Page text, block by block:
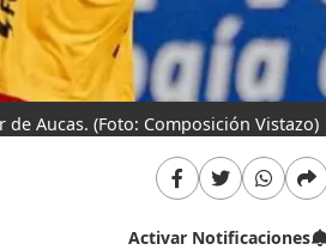
de Aucas. (Foto: Composición Vistazo)
Activar Notificaciones